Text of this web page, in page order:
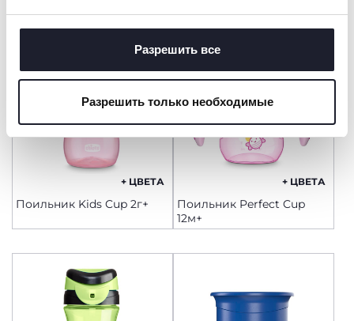
кнопку «принять все», вы соглашаетесь с
размещением всех файлов cookie. Если вы желаете
получить больше информации или предоставить
согласие на использование некоторых файлов cookie,
баннер, вы соглашаетесь использовать только
технические файлы cookie, которые необходимы для
запрашиваемой услуги.
Политика использования файлов cookie
Разрешить все
Разрешить только необходимые
+ ЦВЕТА
Поильник Kids Cup 2г+
+ ЦВЕТА
Поильник Perfect Cup
12м+